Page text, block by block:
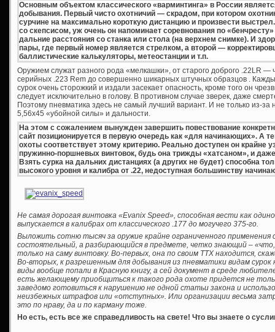
Основным объектом классического «варминтинга» в России
добывания. Первый чисто охотничий — скрадом, при котором
сурчине на максимально короткую дистанцию и произвести
со скепсисом, уж очень он напоминает соревнования по
дальние расстояния со станка или стола (на верхнем снимке). И
пары, где первый номер является стрелком, а второй —
баллистические калькуляторы, метеостанции и т.п.
Оружием служат разного рода «мелкашки», от старого доброго .22LR
серийных .223 Rem до совершенно шикарных штучных образцов .
сурок очень сторожкий и издали засекает опасность, кроме того он
следует исключительно в голову. В противном случае зверек, даже
Поэтому пневматика здесь не самый лучший вариант. И не только из-за
5,56х45 «убойной силы» и дальности.
На этом с сожалением вынужден завершить повествование
сайт позиционируется в первую очередь как «для начинающих». А
охоты соответствует этому критерию. Реально доступен он крайне
пружинно-поршневых винтовок, будь она трижды «хатсаном», и
Взять сурка на дальних дистанциях (а других не будет) способна
высокого уровня и калибра от .22, недоступная большинству
Не самая дорогая винтовка «Evanix Speed», способная вести как
выпускается в калибрах от классического .177 до могучего 375-го.
Выложить сотню тысяч за оружие крайне ограниченного применения
состоятельный, а разбирающийся в предмете, четко знающий – «что,
только на саму винтовку. Во-первых, она по своим ТТХ находится,
Во-вторых, к разрешенным для добывания из пневматики видам
виды вообще попали в Красную книгу, а сей документ в среде
есть желающему приобщиться к такого рода охоте придется не
заведомо готовиться к нарушению не одной статьи закона и
неизбежных штрафов или «отступных». Или организации весьма
это по нраву, да и по карману тоже.
Но есть, есть все же справедливость на свете! Что вы знаете о